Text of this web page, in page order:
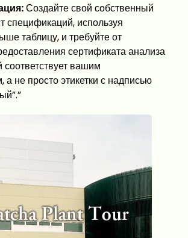
Создайте свой собственный
спецификаций, используя
таблицу, и требуйте от
сертификата анализа
вашим
не просто этикетки с надписью